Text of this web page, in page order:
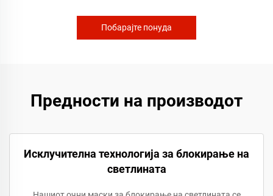
Побарајте понуда
Предности на производот
Исклучителна технологија за блокирање на
светлината